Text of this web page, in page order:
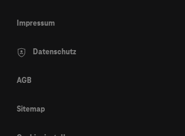
Impressum
Datenschutz
AGB
Sitemap